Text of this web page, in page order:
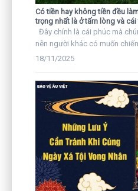
Có tiền hay không tiền đều
trọng nhất là ở tấm lòng và cái
Đây chính là cái phúc mà
nên người khác có muốn
18/11/2025